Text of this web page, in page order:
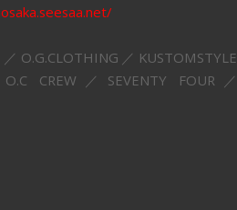
O.G.CLOTHING／KUSTOMSTYLE
CREW／SEVENTY FOUR／